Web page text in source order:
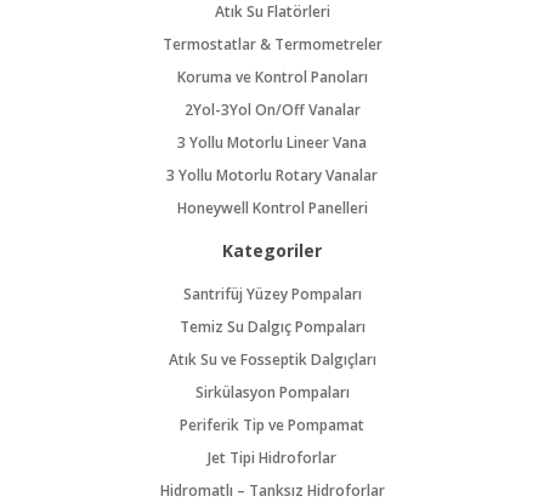
Atık Su Flatörleri
Termostatlar & Termometreler
Koruma ve Kontrol Panoları
2Yol-3Yol On/Off Vanalar
3 Yollu Motorlu Lineer Vana
3 Yollu Motorlu Rotary Vanalar
Honeywell Kontrol Panelleri
Kategoriler
Santrifüj Yüzey Pompaları
Temiz Su Dalgıç Pompaları
Atık Su ve Fosseptik Dalgıçları
Sirkülasyon Pompaları
Periferik Tip ve Pompamat
Jet Tipi Hidroforlar
Hidromatlı – Tanksız Hidroforlar